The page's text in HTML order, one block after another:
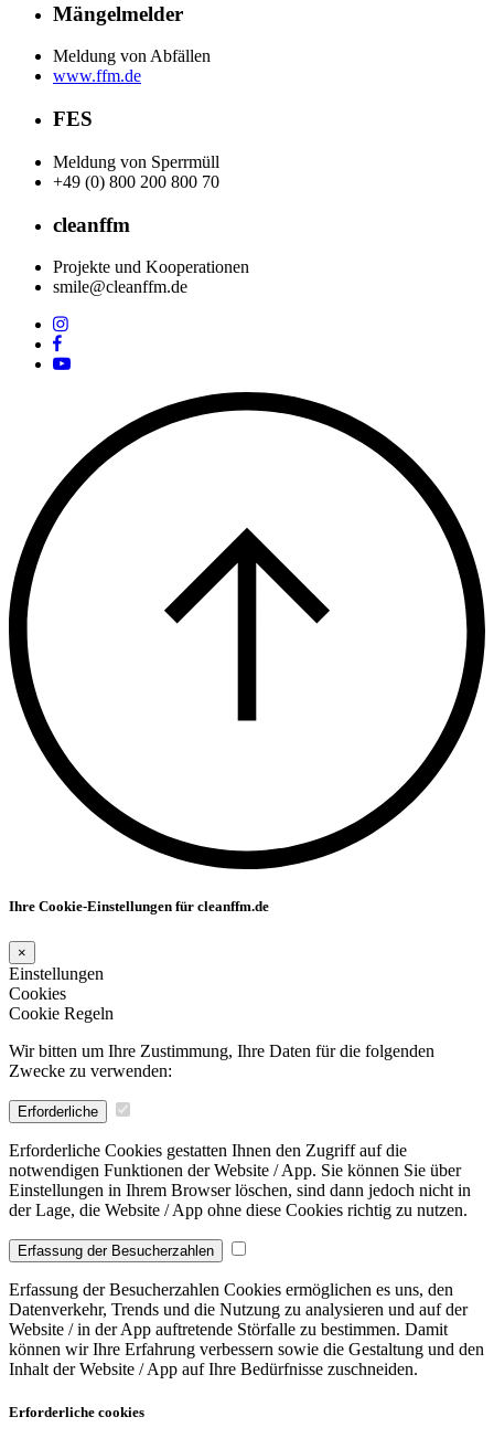
Mängelmelder
Meldung von Abfällen
www.ffm.de
FES
Meldung von Sperrmüll
+49 (0) 800 200 800 70
cleanffm
Projekte und Kooperationen
smile@cleanffm.de
Ihre Cookie-Einstellungen für cleanffm.de
×
Einstellungen
Cookies
Cookie Regeln
Wir bitten um Ihre Zustimmung, Ihre Daten für die folgenden
Zwecke zu verwenden:
Erforderliche
Erforderliche Cookies gestatten Ihnen den Zugriff auf die
notwendigen Funktionen der Website / App. Sie können Sie über
Einstellungen in Ihrem Browser löschen, sind dann jedoch nicht in
der Lage, die Website / App ohne diese Cookies richtig zu nutzen.
Erfassung der Besucherzahlen
Erfassung der Besucherzahlen Cookies ermöglichen es uns, den
Datenverkehr, Trends und die Nutzung zu analysieren und auf der
Website / in der App auftretende Störfalle zu bestimmen. Damit
können wir Ihre Erfahrung verbessern sowie die Gestaltung und den
Inhalt der Website / App auf Ihre Bedürfnisse zuschneiden.
Erforderliche cookies